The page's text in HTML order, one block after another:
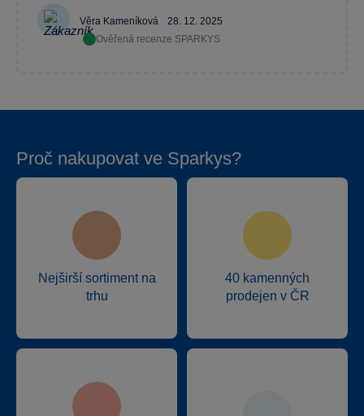
Věra Kameníková
28. 12. 2025
Ověřená recenze SPARKYS
Proč nakupovat ve Sparkys?
Nejširší sortiment na
trhu
40 kamenných
prodejen v ČR